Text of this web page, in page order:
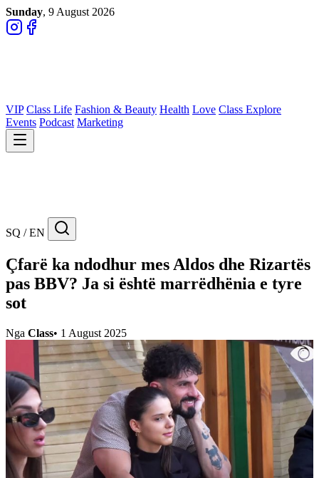
Sunday, 9 August 2026
VIP Class Life Fashion & Beauty Health Love Class Explore
Events Podcast Marketing
SQ / EN
Çfarë ka ndodhur mes Aldos dhe Rizartës
pas BBV? Ja si është marrëdhënia e tyre
sot
Nga Class• 1 August 2025